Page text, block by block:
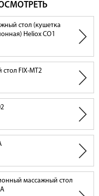
стол (кушетка
Heliox CO1
FIX-MT2
массажный стол